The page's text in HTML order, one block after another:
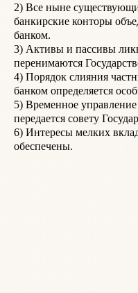
2) Все ныне
банкирские конторы
банком.
3) Активы и пассивы
перенимаются
4) Порядок слияния
банком определяется
5) Временное
передается совету
6) Интересы мелких